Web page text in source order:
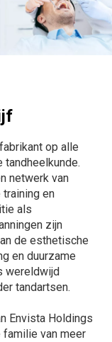
op alle
tandheelkunde.
netwerk van
en
als
zijn
de esthetische
en duurzame
wereldwijd
tandartsen.
Envista Holdings
van meer